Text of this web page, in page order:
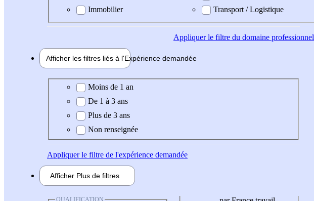
Immobilier
Transport / Logistique
Appliquerle filtre du domaine professionnel
Afficher les filtres liés à l'Expérience demandée
Expérience demandée
Moins de 1 an
De 1 à 3 ans
Plus de 3 ans
Non renseignée
Appliquerle filtre de l'expérience demandée
Afficher Plus de filtres
QUALIFICATION